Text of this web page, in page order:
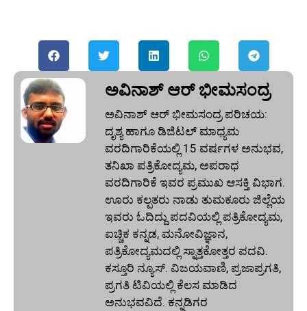
ಅವಿನಾಶ್‌ ಆರ್‌ ಭೀಮಸಂದ್ರ
ಅವಿನಾಶ್‌ ಆರ್‌ ಭೀಮಸಂದ್ರ ಪರಿಚಯ:
ದೃಶ್ಯ ಹಾಗೂ ಡಿಜಿಟಲ್ ಮಾಧ್ಯಮ
ವರದಿಗಾರಿಕೆಯಲ್ಲಿ 15 ವರ್ಷಗಳ ಅನುಭವ,
ತನಿಖಾ ಪತ್ರಿಕೋದ್ಯಮ, ಅಪರಾಧ
ವರದಿಗಾರಿಕೆ ಇವರ ಪ್ರಮುಖ ಆಸಕ್ತಿ ವಿಭಾಗ.
ಊರು ಕಲ್ಪತರು ನಾಡು ತುಮಕೂರು ಜಿಲ್ಲೆಯ
ಇವರು ಓದಿದ್ದು ಪದವಿಯಲ್ಲಿ ಪತ್ರಿಕೋದ್ಯಮ,
ಐಚ್ಚಿಕ ಕನ್ನಡ, ಮನೋವಿಜ್ಞಾನ,
ಪತ್ರಿಕೋದ್ಯಮದಲ್ಲಿ ಸ್ನಾತ್ತಕೋತ್ತರ ಪದವಿ.
ಕಸ್ತೂರಿ ನ್ಯೂಸ್‌. ವಿಜಯವಾಣಿ, ಪ್ರಜಾಪ್ರಗತಿ,
ಪ್ರಗತಿ ಟಿವಿಯಲ್ಲಿ ಕೆಲಸ ಮಾಡಿದ
ಅನುಭವವಿದೆ. ಕನ್ನಡಿಗರ